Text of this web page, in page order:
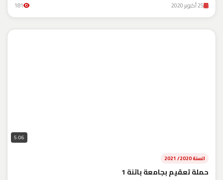
25 أكتوبر 2020 181
5:06
السنة 2020/ 2021
حملة تعقيم بجامعة باتنة 1